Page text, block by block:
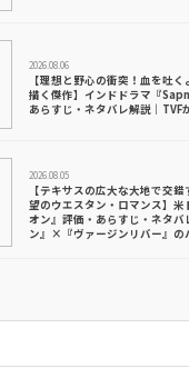
2026.08.06
【理想と野心の衝突！血を吐
描く傑作】インドドラマ『
あらすじ・ネタバレ解説｜TVF
2026.08.05
【テキサスの広大な大地で交
望のウエスタン・ロマンス】
オン』評価・あらすじ・ネタ
ン』×『ヴァージンリバー』の